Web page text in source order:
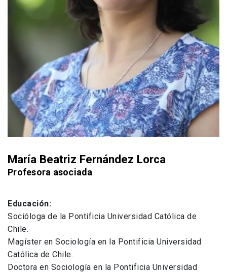
María Beatriz Fernández Lorca
Profesora asociada
Educación:
Socióloga de la Pontificia Universidad Católica de
Chile.
Magíster en Sociología en la Pontificia Universidad
Católica de Chile.
Doctora en Sociología en la Pontificia Universidad